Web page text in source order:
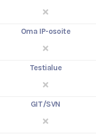
Oma IP-osoite
Testialue
GIT/SVN